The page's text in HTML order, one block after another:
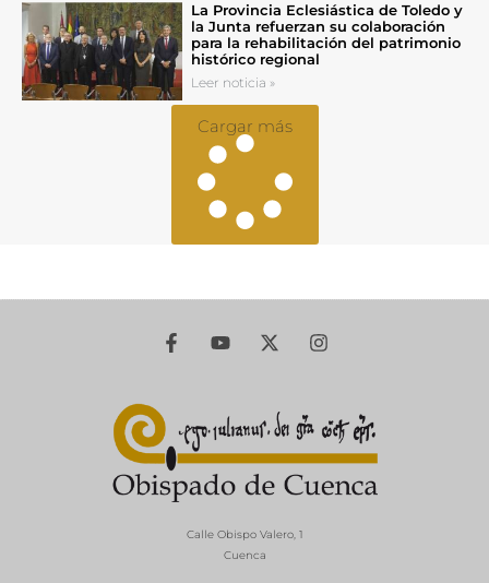
La Provincia Eclesiástica de Toledo y
la Junta refuerzan su colaboración
para la rehabilitación del patrimonio
histórico regional
Leer noticia »
Cargar más
Calle Obispo Valero, 1
Cuenca